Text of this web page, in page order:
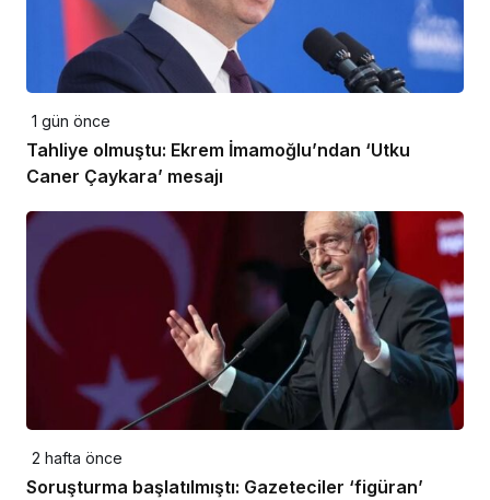
1 gün önce
Tahliye olmuştu: Ekrem İmamoğlu’ndan ‘Utku
Caner Çaykara’ mesajı
2 hafta önce
Soruşturma başlatılmıştı: Gazeteciler ‘figüran’